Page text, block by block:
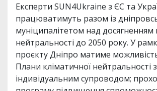
Експерти SUN4Ukraine з ЄС та
працюватимуть разом із
муніципалітетом над досягненням
нейтральності до 2050 року. У
проєкту Дніпро матиме
Плани кліматичної нейтральності з
індивідуальним супроводом;